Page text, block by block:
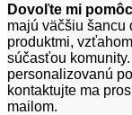
Dovoľte mi
majú väčšiu šancu
produktmi,
súčasťou
personalizovanú
kontaktujte ma
mailom.